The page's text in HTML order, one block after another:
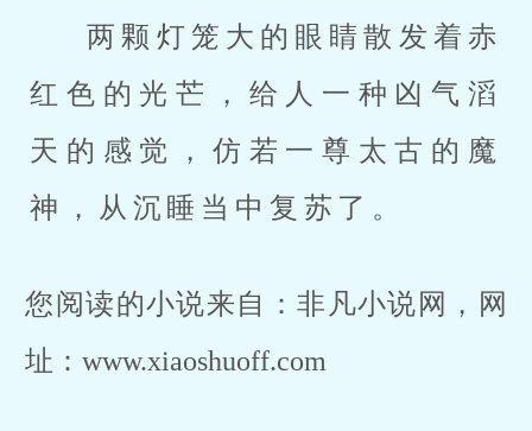
两颗灯笼大的眼睛散发着赤
红色的光芒，给人一种凶气滔
天的感觉，仿若一尊太古的魔
神，从沉睡当中复苏了。
您阅读的小说来自：非凡小说网，网
址：www.xiaoshuoff.com